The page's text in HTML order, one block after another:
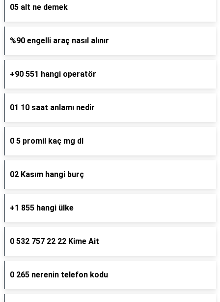
05 alt ne demek
%90 engelli araç nasıl alınır
+90 551 hangi operatör
01 10 saat anlamı nedir
0 5 promil kaç mg dl
02 Kasım hangi burç
+1 855 hangi ülke
0 532 757 22 22 Kime Ait
0 265 nerenin telefon kodu